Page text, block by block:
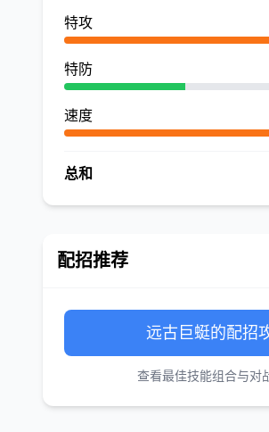
特攻
特防
速度
总和
配招推荐
远古巨蜓的配招
查看最佳技能组合与对